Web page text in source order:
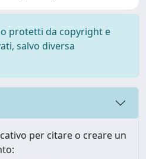
protetti da copyright e
salvo diversa
per citare o creare un